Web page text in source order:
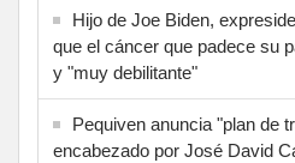
Hijo de Joe Biden,
que el cáncer que padece su
y "muy debilitante"
Pequiven anuncia "plan de
encabezado por José David